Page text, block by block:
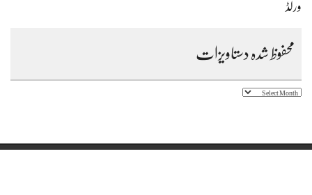
ورلڈ
محفوظ شدہ دستاویزات
محفوظ